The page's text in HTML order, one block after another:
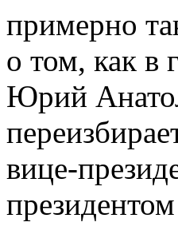
примерно
о том, как в
Юрий
вице-